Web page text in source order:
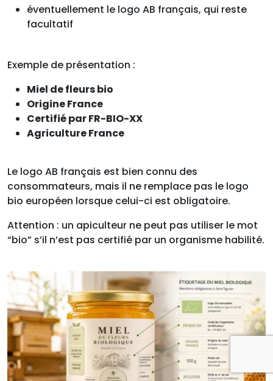
éventuellement le logo AB français, qui reste
facultatif
Exemple de présentation :
Miel de fleurs bio
Origine France
Certifié par FR-BIO-XX
Agriculture France
Le logo AB français est bien connu des
consommateurs, mais il ne remplace pas le logo
bio européen lorsque celui-ci est obligatoire.
Attention : un apiculteur ne peut pas utiliser le mot
“bio” s’il n’est pas certifié par un organisme habilité.